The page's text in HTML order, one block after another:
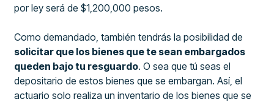
por ley será de $1,200,000 pesos.
Como demandado, también tendrás la posibilidad de
solicitar que los bienes que te sean embargados
queden bajo tu resguardo. O sea que tú seas el
depositario de estos bienes que se embargan. Así, el
actuario solo realiza un inventario de los bienes que se